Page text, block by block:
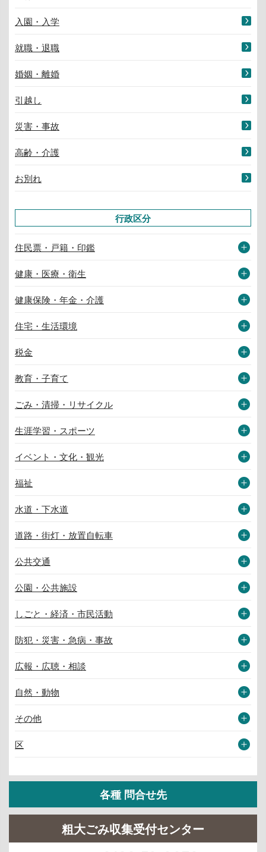
入園・入学
就職・退職
婚姻・離婚
引越し
災害・事故
高齢・介護
お別れ
行政区分
住民票・戸籍・印鑑
健康・医療・衛生
健康保険・年金・介護
住宅・生活環境
税金
教育・子育て
ごみ・清掃・リサイクル
生涯学習・スポーツ
イベント・文化・観光
福祉
水道・下水道
道路・街灯・放置自転車
公共交通
公園・公共施設
しごと・経済・市民活動
防犯・災害・急病・事故
広報・広聴・相談
自然・動物
その他
区
各種 問合せ先
粗大ごみ収集受付センター